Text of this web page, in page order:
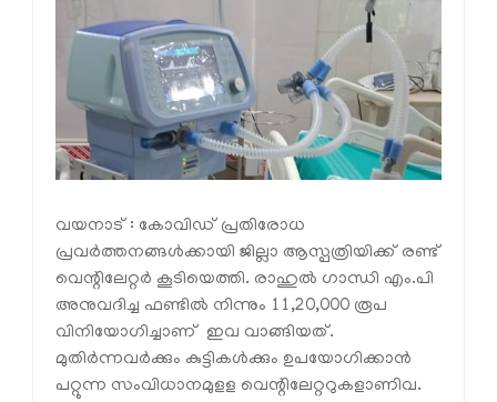
വയനാട് : കോവിഡ് പ്രതിരോധ
പ്രവര്‍ത്തനങ്ങള്‍ക്കായി ജില്ലാ ആസ്പത്രിയിക്ക് രണ്ട്
വെന്റിലേറ്റര്‍ കൂടിയെത്തി. രാഹുല്‍ ഗാന്ധി എം.പി
അനുവദിച്ച ഫണ്ടില്‍ നിന്നും 11,20,000 രൂപ
വിനിയോഗിച്ചാണ് ഇവ വാങ്ങിയത്.
മുതിര്‍ന്നവര്‍ക്കും കുട്ടികള്‍ക്കും ഉപയോഗിക്കാന്‍
പറ്റുന്ന സംവിധാനമുളള വെന്റിലേറ്ററുകളാണിവ.